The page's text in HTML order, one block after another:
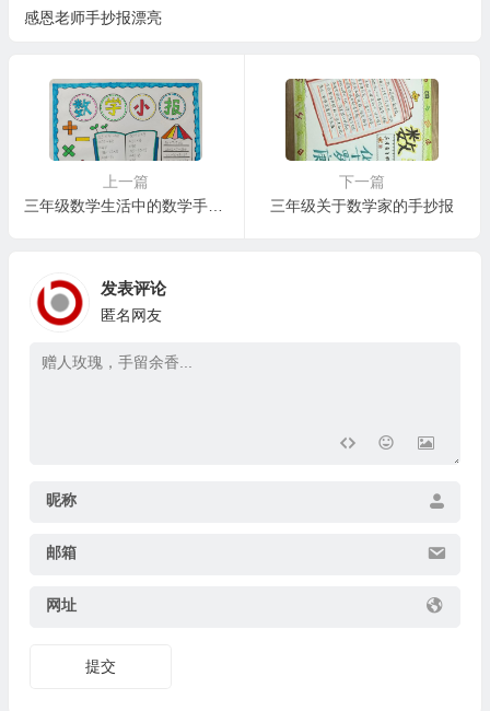
感恩老师手抄报漂亮
上一篇
三年级数学生活中的数学手抄报
下一篇
三年级关于数学家的手抄报
发表评论
匿名网友
昵称
邮箱
网址
提交